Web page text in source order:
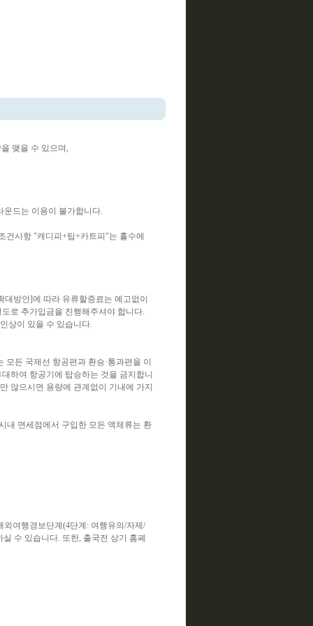
맺을 수 있으며,
운드는 이용이 불가합니다.
건사항 "캐디피+팁+카트피"는 홀수에
방안]에 따라 유류할증료는 예고없이
로 추가입금을 진행해주셔야 합니다.
상이 있을 수 있습니다.
든 국제선 항공편과 환승·통과편을 이
하여 항공기에 탑승하는 것을 금지합니
않으시면 용량에 관계없이 기내에 가지
내 면세점에서 구입한 모든 액체류는 환
외여행경보단계(4단계: 여행유의/자제/
수 있습니다. 또한, 출국전 상기 홈페